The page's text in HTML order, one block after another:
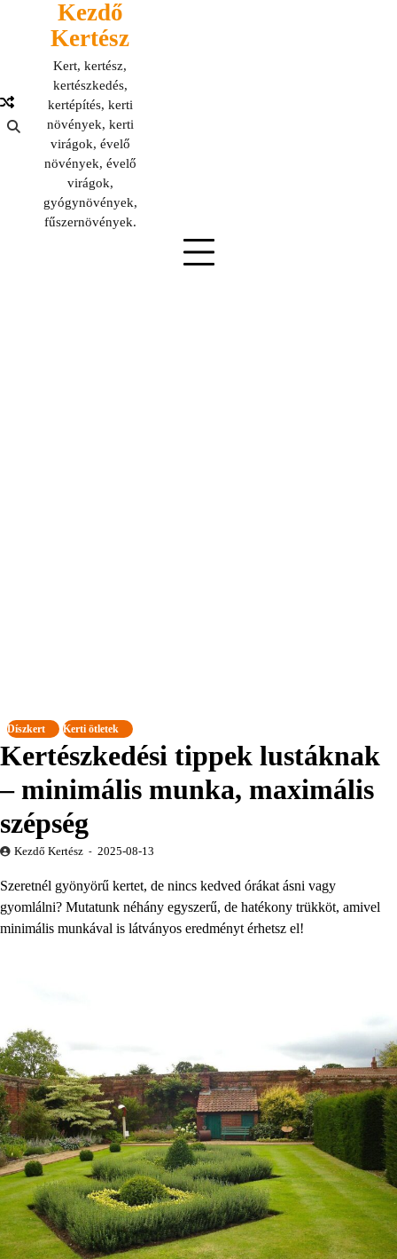
Kezdő
Kertész
Kert, kertész,
kertészkedés,
kertépítés, kerti
növények, kerti
virágok, évelő
növények, évelő
virágok,
gyógynövények,
fűszernövények.
Díszkert Kerti ötletek
Kertészkedési tippek lustáknak
– minimális munka, maximális
szépség
Kezdő Kertész 2025-08-13
Szeretnél gyönyörű kertet, de nincs kedved órákat ásni vagy
gyomlálni? Mutatunk néhány egyszerű, de hatékony trükköt, amivel
minimális munkával is látványos eredményt érhetsz el!